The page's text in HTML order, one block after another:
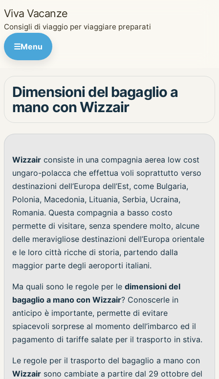
Viva Vacanze
Consigli di viaggio per viaggiare preparati
☰Menu
Dimensioni del bagaglio a
mano con Wizzair
Wizzair consiste in una compagnia aerea low cost
ungaro-polacca che effettua voli soprattutto verso
destinazioni dell’Europa dell’Est, come Bulgaria,
Polonia, Macedonia, Lituania, Serbia, Ucraina,
Romania. Questa compagnia a basso costo
permette di visitare, senza spendere molto, alcune
delle meravigliose destinazioni dell’Europa orientale
e le loro città ricche di storia, partendo dalla
maggior parte degli aeroporti italiani.
Ma quali sono le regole per le dimensioni del
bagaglio a mano con Wizzair? Conoscerle in
anticipo è importante, permette di evitare
spiacevoli sorprese al momento dell’imbarco ed il
pagamento di tariffe salate per il trasporto in stiva.
Le regole per il trasporto del bagaglio a mano con
Wizzair sono cambiate a partire dal 29 ottobre del